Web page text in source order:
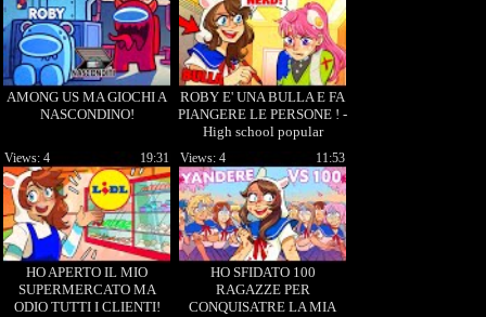
AMONG US MA GIOCHI A
NASCONDINO!
ROBY E' UNA BULLA E FA
PIANGERE LE PERSONE ! -
High school popular
HO APERTO IL MIO
SUPERMERCATO MA
ODIO TUTTI I CLIENTI!
19:31
Views: 4
HO SFIDATO 100
RAGAZZE PER
CONQUISATRE LA MIA
11:53
Views: 4